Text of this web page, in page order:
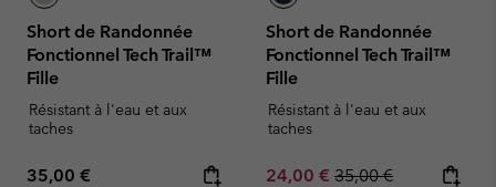
Short de Randonnée
Fonctionnel Tech Trail™
Fille
Résistant à l'eau et aux
taches
Regular price:
35,00 €
Short de Randonnée
Fonctionnel Tech Trail™
Fille
Résistant à l'eau et aux
taches
Sale price:
24,00 € Regular price:
35,00 €